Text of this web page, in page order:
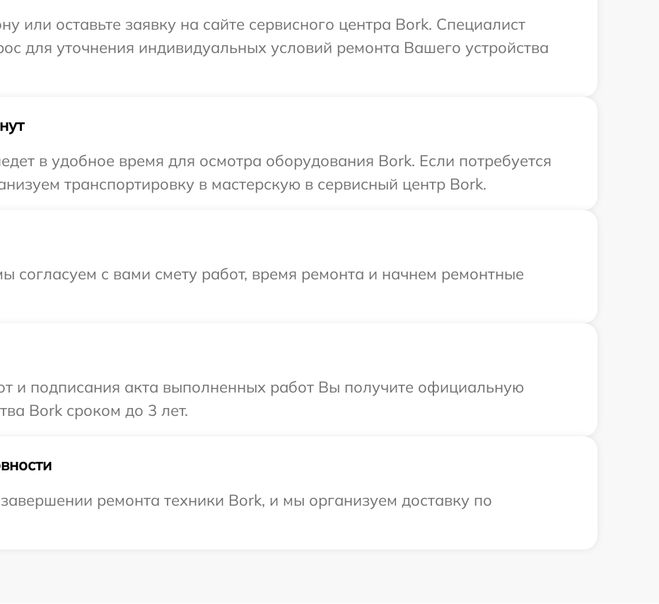
или оставьте заявку на сайте сервисного центра Bork. Специалист
для уточнения индивидуальных условий ремонта Вашего устройства
в удобное время для осмотра оборудования Bork. Если потребуется
транспортировку в мастерскую в сервисный центр Bork.
согласуем с вами смету работ, время ремонта и начнем ремонтные
и подписания акта выполненных работ Вы получите официальную
Bork сроком до 3 лет.
ремонта техники Bork, и мы организуем доставку по